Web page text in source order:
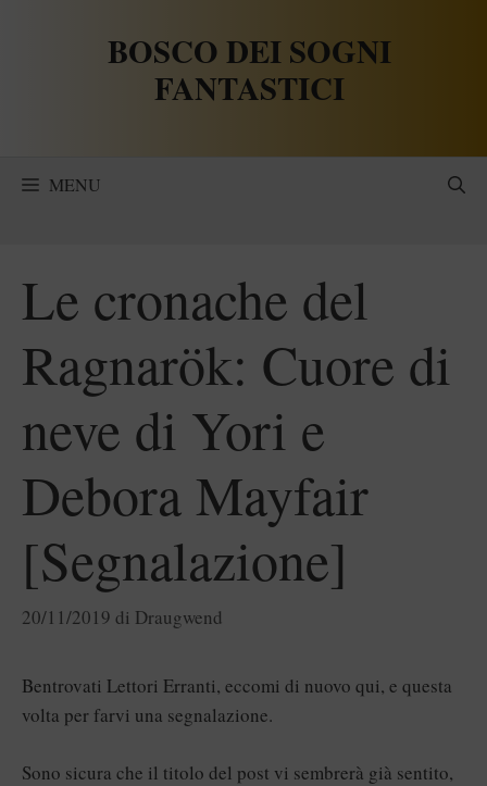
BOSCO DEI SOGNI
FANTASTICI
MENU
Le cronache del
Ragnarök: Cuore di
neve di Yori e
Debora Mayfair
[Segnalazione]
20/11/2019 di Draugwend
Bentrovati Lettori Erranti, eccomi di nuovo qui, e questa
volta per farvi una segnalazione.
Sono sicura che il titolo del post vi sembrerà già sentito,